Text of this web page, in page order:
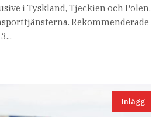
i Tyskland, Tjeckien och Polen,
Rekommenderade
Inlägg